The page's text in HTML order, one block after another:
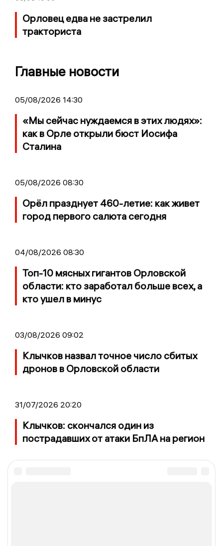
Орловец едва не застрелил
тракториста
Главные новости
05/08/2026 14:30
«Мы сейчас нуждаемся в этих людях»:
как в Орле открыли бюст Иосифа
Сталина
05/08/2026 08:30
Орёл празднует 460-летие: как живет
город первого салюта сегодня
04/08/2026 08:30
Топ-10 мясных гигантов Орловской
области: кто заработал больше всех, а
кто ушел в минус
03/08/2026 09:02
Клычков назвал точное число сбитых
дронов в Орловской области
31/07/2026 20:20
Клычков: скончался один из
пострадавших от атаки БпЛА на регион